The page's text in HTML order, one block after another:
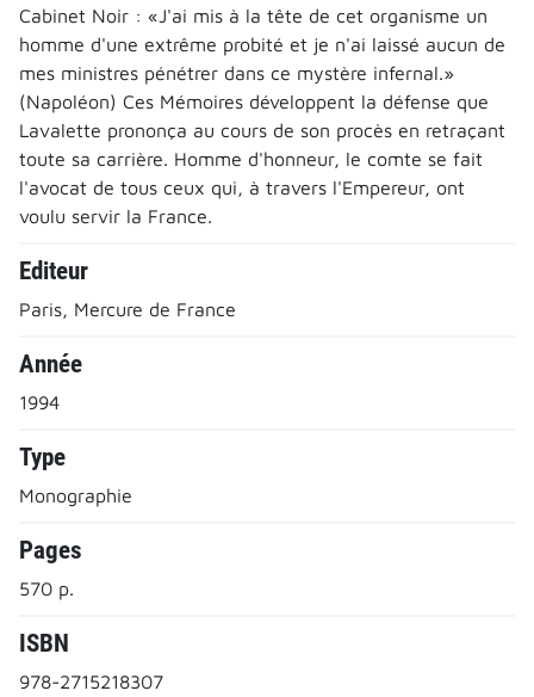
Cabinet Noir : «J'ai mis à la tête de cet organisme un
homme d'une extrême probité et je n'ai laissé aucun de
mes ministres pénétrer dans ce mystère infernal.»
(Napoléon) Ces Mémoires développent la défense que
Lavalette prononça au cours de son procès en retraçant
toute sa carrière. Homme d'honneur, le comte se fait
l'avocat de tous ceux qui, à travers l'Empereur, ont
voulu servir la France.
Editeur
Paris, Mercure de France
Année
1994
Type
Monographie
Pages
570 p.
ISBN
978-2715218307